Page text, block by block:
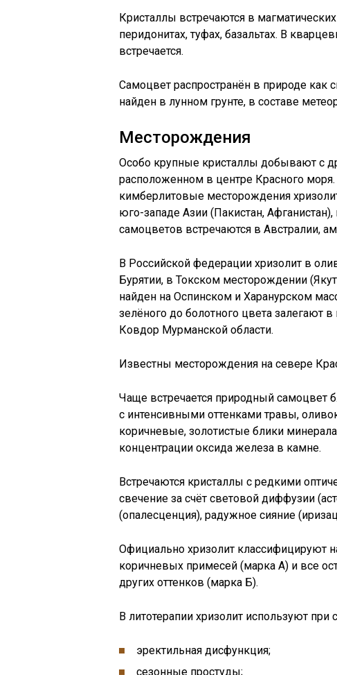
Кристаллы встречаются в
перидонитах, туфах, базальтах. В
встречается.
Самоцвет распространён в природе
найден в лунном грунте, в составе
Месторождения
Особо крупные кристаллы добывают с
расположенном в центре Красного
кимберлитовые месторождения
юго-западе Азии (Пакистан,
самоцветов встречаются в Австралии,
В Российской федерации хризолит в
Бурятии, в Токском месторождении
найден на Оспинском и Харанурском
зелёного до болотного цвета залегают
Ковдор Мурманской области.
Известны месторождения на севере
Чаще встречается природный самоцвет
с интенсивными оттенками травы,
коричневые, золотистые блики
концентрации оксида железа в камне.
Встречаются кристаллы с редкими
свечение за счёт световой диффузии
(опалесценция), радужное сияние
Официально хризолит классифицируют
коричневых примесей (марка А) и все
других оттенков (марка Б).
В литотерапии хризолит используют
эректильная дисфункция;
сезонные простуды;